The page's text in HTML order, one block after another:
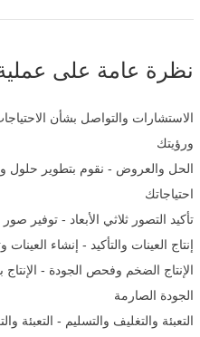
نظرة عامة على عملية
الاستشارات والتواصل بشأن
ورؤيتك
الحل والعروض - نقوم بتطوير حلول
احتياجاتك
تأكيد التصور ثلاثي الأبعاد - توفير
إنتاج العينات والتأكيد - إنشاء
الإنتاج الضخم وفحص الجودة -
الجودة الصارمة
التعبئة والتغليف والتسليم -